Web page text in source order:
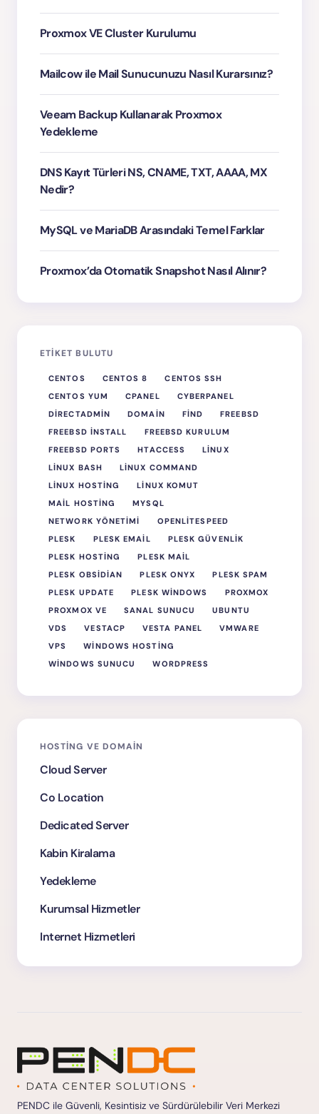
Proxmox VE Cluster Kurulumu
Mailcow ile Mail Sunucunuzu Nasıl Kurarsınız?
Veeam Backup Kullanarak Proxmox
Yedekleme
DNS Kayıt Türleri NS, CNAME, TXT, AAAA, MX
Nedir?
MySQL ve MariaDB Arasındaki Temel Farklar
Proxmox’da Otomatik Snapshot Nasıl Alınır?
ETIKET BULUTU
CENTOS CENTOS 8
CENTOS SSH
CENTOS YUM
CPANEL
CYBERPANEL
DIRECTADMIN
DOMAIN FIND
FREEBSD
FREEBSD INSTALL
FREEBSD KURULUM
FREEBSD PORTS
HTACCESS
LINUX
LINUX BASH
LINUX COMMAND
LINUX HOSTING
LINUX KOMUT
MAIL HOSTING
MYSQL
NETWORK YÖNETIMI
OPENLITESPEED
PLESK
PLESK EMAIL
PLESK GÜVENLIK
PLESK HOSTING
PLESK MAIL
PLESK OBSIDIAN
PLESK ONYX
PLESK SPAM
PLESK UPDATE
PLESK WINDOWS
PROXMOX
PROXMOX VE
SANAL SUNUCU
UBUNTU
VDS
VESTACP VESTA PANEL
VMWARE
VPS
WINDOWS HOSTING
WINDOWS SUNUCU
WORDPRESS
HOSTING VE DOMAIN
Cloud Server
Co Location
Dedicated Server
Kabin Kiralama
Yedekleme
Kurumsal Hizmetler
Internet Hizmetleri
PENDC ile Güvenli, Kesintisiz ve Sürdürülebilir Veri Merkezi